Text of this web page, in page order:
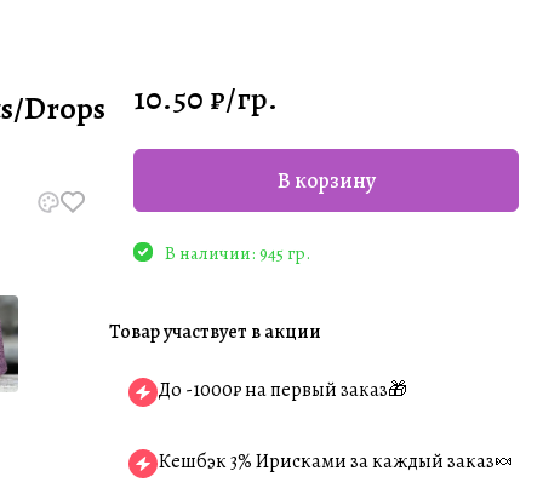
Drops
10.50 ₽/гр.
В корзину
В наличии: 945 гр.
Товар участвует в акции
До -1000₽ на первый заказ🎁
Кешбэк 3% Ирисками за каждый заказ🍬